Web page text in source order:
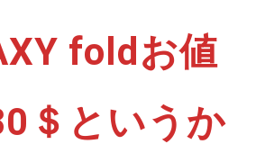
foldお値
＄というか